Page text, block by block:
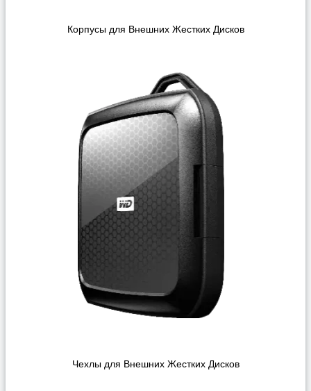
Корпусы для Внешних Жестких Дисков
Чехлы для Внешних Жестких Дисков